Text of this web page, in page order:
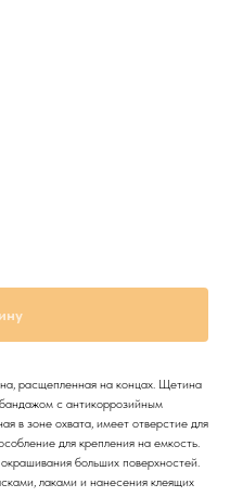
расщепленная на концах. Щетина
с антикоррозийным
в зоне охвата, имеет отверстие для
для крепления на емкость.
больших поверхностей.
лаками и нанесения клеящих